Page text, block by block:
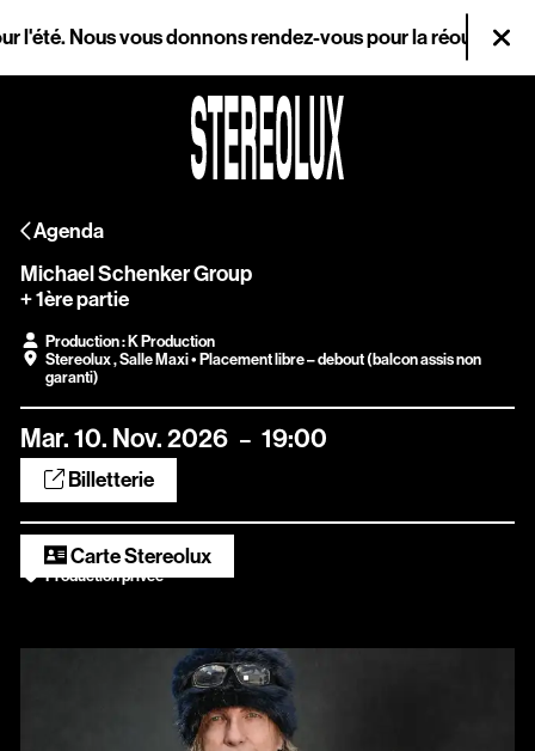
Nous vous donnons rendez-vous pour la réouverture le
Agenda
Michael Schenker Group
+ 1ère partie
Production : K Production
Stereolux,Salle Maxi• Placement libre – debout (balcon assis non
garanti)
Mar. 10. Nov. 2026 19:00
Billetterie
Carte Stereolux
Productionprivée
Agenda
Magazine
Stereolux
Arts & cultures
numériques
Infos pratiques
Scopitone
Prévention des violences et signalement
Association Songo